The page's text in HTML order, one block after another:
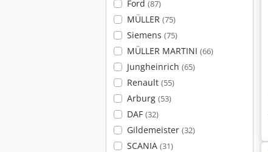
Ford (87)
MÜLLER (75)
Siemens (75)
MÜLLER MARTINI (66)
Jungheinrich (65)
Renault (55)
Arburg (53)
DAF (32)
Gildemeister (32)
SCANIA (31)